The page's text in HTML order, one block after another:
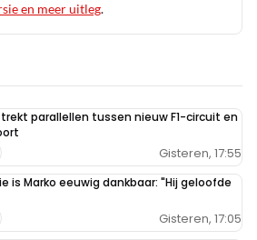
en meer uitleg.
trekt parallellen tussen nieuw F1-circuit en
Gisteren, 17:55
is Marko eeuwig dankbaar: "Hij geloofde
Gisteren, 17:05